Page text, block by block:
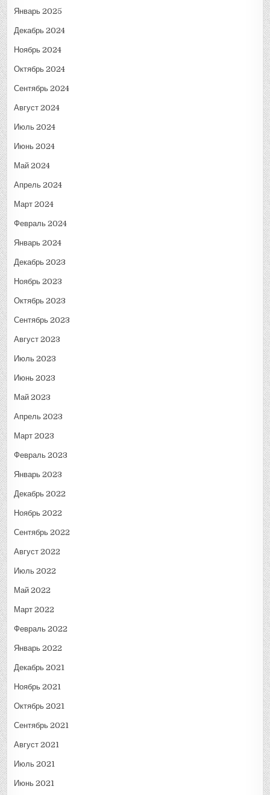
Январь 2025
Декабрь 2024
Ноябрь 2024
Октябрь 2024
Сентябрь 2024
Август 2024
Июль 2024
Июнь 2024
Май 2024
Апрель 2024
Март 2024
Февраль 2024
Январь 2024
Декабрь 2023
Ноябрь 2023
Октябрь 2023
Сентябрь 2023
Август 2023
Июль 2023
Июнь 2023
Май 2023
Апрель 2023
Март 2023
Февраль 2023
Январь 2023
Декабрь 2022
Ноябрь 2022
Сентябрь 2022
Август 2022
Июль 2022
Май 2022
Март 2022
Февраль 2022
Январь 2022
Декабрь 2021
Ноябрь 2021
Октябрь 2021
Сентябрь 2021
Август 2021
Июль 2021
Июнь 2021